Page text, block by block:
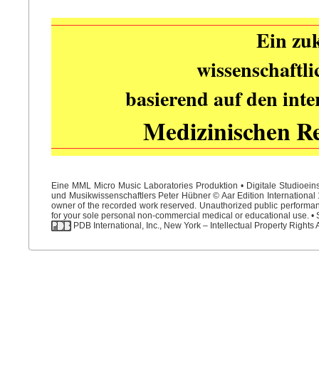
Ein
basierend auf den
Medizinischen
Eine MML Micro Music Laboratories Produktion • Digitale
und Musikwissenschaftlers Peter Hübner © Aar Edition
owner of the recorded work reserved. Unauthorized public
for your sole personal non-commercial medical or educational use.
PDB International, Inc., New York – Intellectual Property Rights